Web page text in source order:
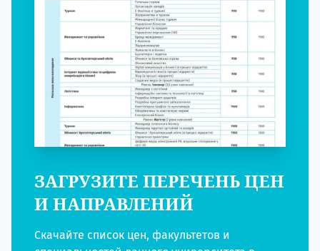
ЗАГРУЗИТЕ ПЕРЕЧЕНЬ ЦЕН
И НАПРАВЛЕНИЙ
Скачайте список цен, факультетов и